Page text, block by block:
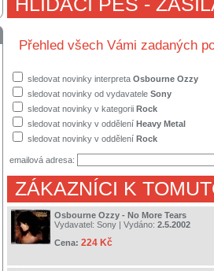
HLÍDACÍ PES -
Přehled všech Vámi zadaných
sledovat novinky interpreta Osbourne Ozzy
sledovat novinky od vydavatele Sony
sledovat novinky v kategorii Rock
sledovat novinky v oddělení Heavy Metal
sledovat novinky v oddělení Rock
emailová adresa:
ZÁKAZNÍCI K
Osbourne Ozzy - No More Tears
Vydavatel: Sony | Vydáno: 2.5.2002
Cena: 224 Kč